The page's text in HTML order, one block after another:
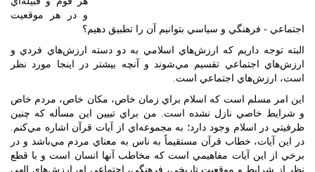
و در هر موقعيت
اجتماعي - فرهنگي و سياسي بتوانيم آن را تطبيق دهيم؟
البته توجه داريم كه ارزش‌هاي اسلامي به دو دسته ارزش‌هاي فردي و
ارزش‌هاي اجتماعي تقسيم مي‌شوند و آنچه بيشتر در اينجا مورد نظر
است، ارزش‌هاي اجتماعي است.
اين امر مسلم است كه اسلام براي زمان خاص،‌ مكان خاص، مردم خاص
و شرايط خاصي نازل نشده است. من براي تبيين اين مسأله كه چنين
ظرفيتي در اسلام وجود دارد؛ به مجموعه‌اي از آيات قرآن اشاره مي‌كنم.
در اين آيات، خطاب قرآن مستقيماً‌ به ناس به معناي مردم مي‌باشد و در
برخي از اين آيات مفاهيمي است كه مخاطب آنها انسان است و با قطع
نظر از شرايط و موقعيت تاريخي، فرهنگي، اجتماعي او، ارزش‌هاي الهي